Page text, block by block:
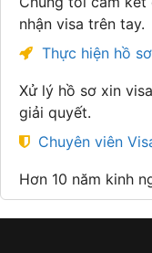
nhận visa trên tay.
Thực hiện hồ
Xử lý hồ sơ xin
giải quyết.
Chuyên viên
Hơn 10 năm kinh